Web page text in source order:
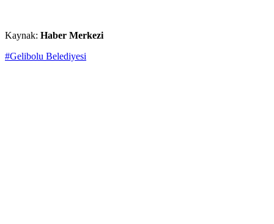
Kaynak: Haber Merkezi
#Gelibolu Belediyesi